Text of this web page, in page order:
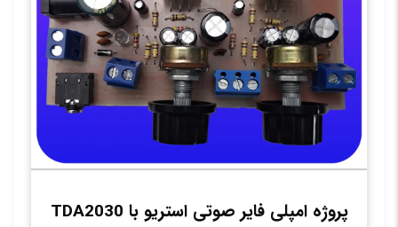
پروژه امپلی فایر صوتی استریو با TDA2030